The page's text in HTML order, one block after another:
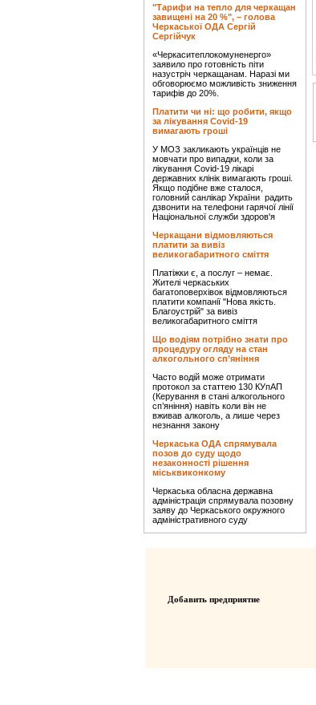
"Тарифи на тепло для черкащан
завищені на 20 %", – голова
Черкаської ОДА Сергій
Сергійчук
«Черкаситеплокомуненерго»
заявило про готовність піти
назустріч черкащанам. Наразі ми
обговорюємо можливість зниження
тарифів до 20%.
Платити чи ні: що робити, якщо
за лікування Covid-19
вимагають гроші
У МОЗ закликають українців не
мовчати про випадки, коли за
лікування Covid-19 лікарі
державних клінік вимагають гроші.
Якщо подібне вже сталося,
головний санлікар України радить
дзвонити на телефони гарячої лінії
Національної служби здоров'я
Черкащани відмовляються
платити за вивіз
великогабаритного сміття
Платіжки є, а послуг – немає.
Жителі черкаських
багатоповерхівок відмовляються
платити компанії "Нова якість.
Благоустрій" за вивіз
великогабаритного сміття
Що водіям потрібно знати про
процедуру огляду на стан
алкогольного сп’яніння
Часто водій може отримати
протокол за статтею 130 КУпАП
(Керування в стані алкогольного
сп’яніння) навіть коли він не
вживав алкоголь, а лише через
незнання закону
Черкаська ОДА спрямувала
позов до суду щодо
незаконності рішення
міськвиконкому
Черкаська обласна державна
адміністрація спрямувала позовну
заяву до Черкаського окружного
адміністративного суду
Добавить предприятие